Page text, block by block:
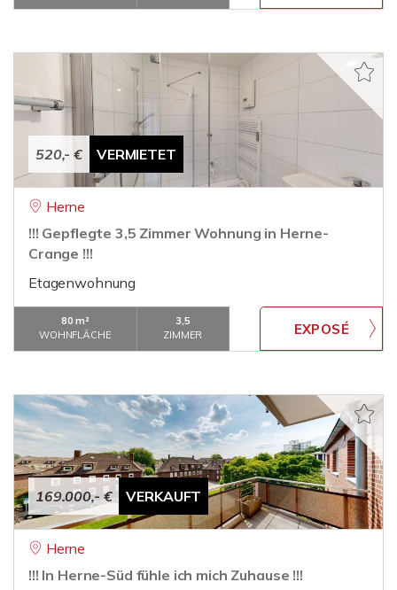
520,- € VERMIETET
Herne
!!! Gepflegte 3,5 Zimmer Wohnung in Herne-
Crange !!!
Etagenwohnung
80 m²
WOHNFLÄCHE
3,5
ZIMMER
169.000,- € VERKAUFT
Herne
!!! In Herne-Süd fühle ich mich Zuhause !!!